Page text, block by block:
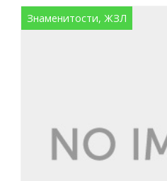
Знаменитости, ЖЗЛ